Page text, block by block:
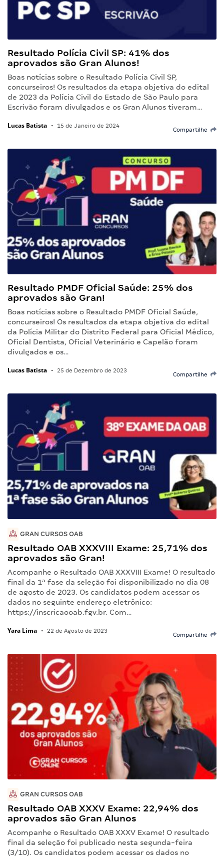
Resultado Polícia Civil SP: 41% dos
aprovados são Gran Alunos!
Boas notícias sobre o Resultado Polícia Civil SP,
concurseiros! Os resultados da etapa objetiva do edital
de 2023 da Polícia Civil do Estado de São Paulo para
Escrivão foram divulgados e os Gran Alunos tiveram…
Lucas Batista • 15 de Janeiro de 2024
Compartilhe
Resultado PMDF Oficial Saúde: 25% dos
aprovados são Gran!
Boas notícias sobre o Resultado PMDF Oficial Saúde,
concurseiros! Os resultados da etapa objetiva do edital
da Polícia Militar do Distrito Federal para Oficial Médico,
Oficial Dentista, Oficial Veterinário e Capelão foram
divulgados e os…
Lucas Batista • 25 de Dezembro de 2023
Compartilhe
GRAN CURSOS OAB
Resultado OAB XXXVIII Exame: 25,71% dos
aprovados são Gran!
Acompanhe o Resultado OAB XXXVIII Exame! O resultado
final da 1ª fase da seleção foi disponibilizado no dia 08
de agosto de 2023. Os candidatos podem acessar os
dados no seguinte endereço eletrônico:
https://inscricaooab.fgv.br. Com…
Yara Lima • 22 de Agosto de 2023
Compartilhe
GRAN CURSOS OAB
Resultado OAB XXXV Exame: 22,94% dos
aprovados são Gran Alunos
Acompanhe o Resultado OAB XXXV Exame! O resultado
final da seleção foi publicado nesta segunda-feira
(3/10). Os candidatos podem acessar os dados no